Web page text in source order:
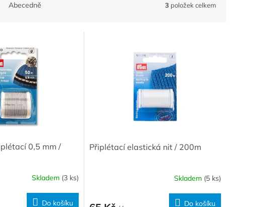
Abecedně 3 položek celkem
0,5 mm /
Skladem (3 ks)
Do košíku
Připlétací elastická nit / 200m
Skladem (5 ks)
Do košíku